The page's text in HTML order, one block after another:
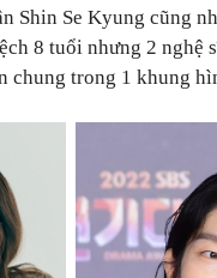
Shin Se Kyung cũng
8 tuổi nhưng 2 nghệ
chung trong 1 khung